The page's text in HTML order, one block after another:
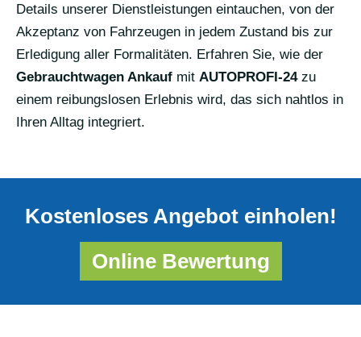
Details unserer Dienstleistungen eintauchen, von der
Akzeptanz von Fahrzeugen in jedem Zustand bis zur
Erledigung aller Formalitäten. Erfahren Sie, wie der
Gebrauchtwagen Ankauf mit AUTOPROFI-24zu
einem reibungslosen Erlebnis wird, das sich nahtlos in
Ihren Alltag integriert.
Kostenloses Angebot einholen!
Online Bewertung